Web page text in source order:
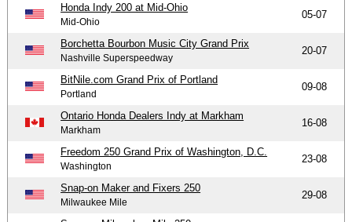
Honda Indy 200 at Mid-Ohio
Mid-Ohio
05-07
Borchetta Bourbon Music City Grand Prix
Nashville Superspeedway
20-07
BitNile.com Grand Prix of Portland
Portland
09-08
Ontario Honda Dealers Indy at Markham
Markham
16-08
Freedom 250 Grand Prix of Washington, D.C.
Washington
23-08
Snap-on Maker and Fixers 250
Milwaukee Mile
29-08